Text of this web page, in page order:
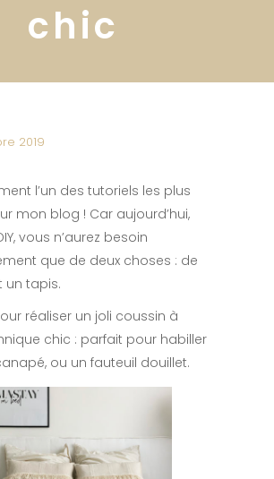
chic
2019
l’un des tutoriels les plus
mon blog ! Car aujourd’hui,
vous n’aurez besoin
que de deux choses : de
un tapis.
réaliser un joli coussin à
chic : parfait pour habiller
ou un fauteuil douillet.